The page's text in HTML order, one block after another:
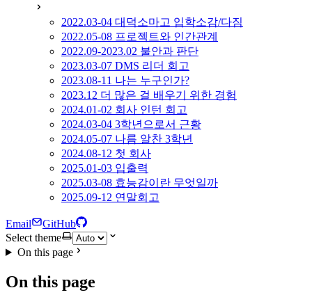
2022.03-04 대덕소마고 입학소감/다짐
2022.05-08 프로젝트와 인간관계
2022.09-2023.02 불안과 판단
2023.03-07 DMS 리더 회고
2023.08-11 나는 누구인가?
2023.12 더 많은 걸 배우기 위한 경험
2024.01-02 회사 인턴 회고
2024.03-04 3학년으로서 근황
2024.05-07 나름 알찬 3학년
2024.08-12 첫 회사
2025.01-03 입출력
2025.03-08 효능감이란 무엇일까
2025.09-12 연말회고
Email
GitHub
Select theme
On this page
On this page